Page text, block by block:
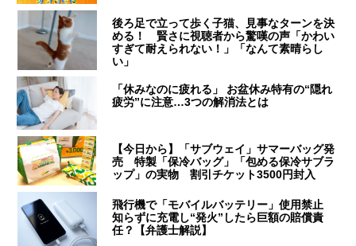
後ろ足で立って歩く子猫、見事なターンを決
める！ 賢さに視聴者から驚嘆の声「かわい
すぎて耐えられない！」「なんて素晴らし
い」
「休みなのに疲れる」 お盆休み特有の“隠れ
疲労”に注意…3つの解消法とは
【今日から】「サブウェイ」サマーバッグ発
売 特製「保冷バッグ」「包める保冷サブラ
ップ」の実物 割引チケット3500円封入
飛行機で「モバイルバッテリー」使用禁止
知らずに充電し“発火”したら巨額の賠償責
任？【弁護士解説】